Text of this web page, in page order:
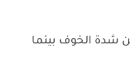
شدة الخوف بينما